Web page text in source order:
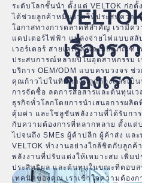
เรื่องราว
ของเรา
ระดับโลกชั้นนำ ตั้งแต่ VELTOK ก่อตั้
ได้ช่วยลูกค้าหมื่นรายให้ประสบความ
โอกาสทางการตลาดที่สำคัญ เรามีค
แดปเตอร์ไฟฟ้า แหล่งจ่ายไฟแบบสลั
เวอร์เตอร์ สายเคเบิล และผลิตภัณฑ์
ประสบการณ์หลายปีในอุตสาหกรรม เ
บริการ OEM/ODM แบบครบวงจร ช่
คุณก้าวไปในทิศทางที่ถูกต้องและเป็น
การจัดซื้อ ลดการสื่อสารและต้นทุนเว
ธุรกิจทั่วโลกโดยการนำเสนอการผลิ
คุ้มค่า และโซลูชันพลังงานที่ได้รับกา
กับความต้องการที่หลากหลาย ตั้งแต่
ไปจนถึง SMEs ผู้ค้าปลีก ผู้ค้าส่ง แล
VELTOK ทำงานอย่างใกล้ชิดกับลูก
พลังงานที่ปรับแต่งให้เหมาะสม เพิ่มป
ประสิทธิผล และต้นทุนในขณะที่ตอบส
เทคนิคของคุณ เราเข้าใจความต้อง
กรณี
สนับสนุน